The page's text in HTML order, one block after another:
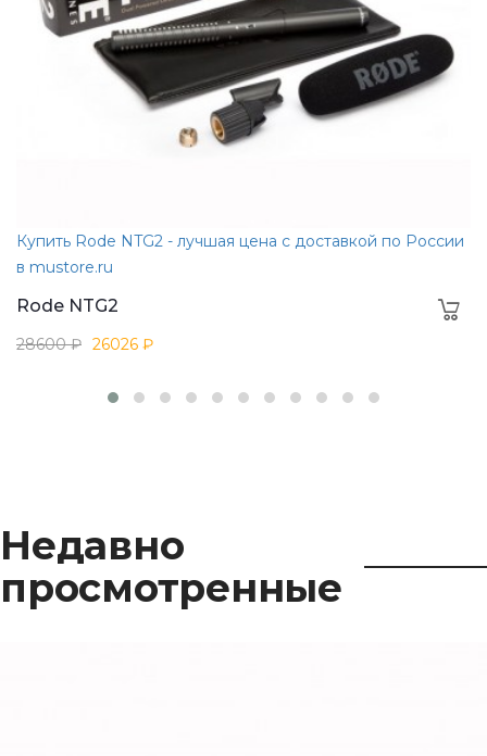
Купить Rode NTG2 - лучшая цена с доставкой по России
в mustore.ru
Rode NTG2
28600 ₽ 26026 ₽
Недавно
просмотренные